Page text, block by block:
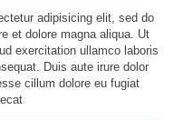
adipisicing elit, sed do
et dolore magna aliqua. Ut
exercitation ullamco laboris
Duis aute irure dolor
cillum dolore eu fugiat